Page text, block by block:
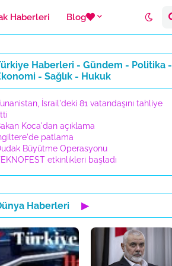
Haberleri Blog
Haberleri - Gündem - Politika -
- Sağlık - Hukuk
İsrail'deki 81 vatandaşını tahliye
Koca'dan açıklama
patlama
Büyütme Operasyonu
etkinlikleri başladı
Haberleri ▶